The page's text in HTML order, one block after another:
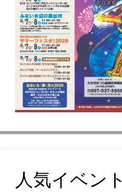
人気イベント